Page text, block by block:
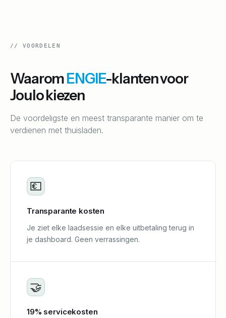
// VOORDELEN
WaaromENGIE-klanten voor
Joulo kiezen
De voordeligste en meest transparante manier om te
verdienen met thuisladen.
💶
Transparante kosten
Je ziet elke laadsessie en elke uitbetaling terug in
je dashboard. Geen verrassingen.
🤝
19% servicekosten